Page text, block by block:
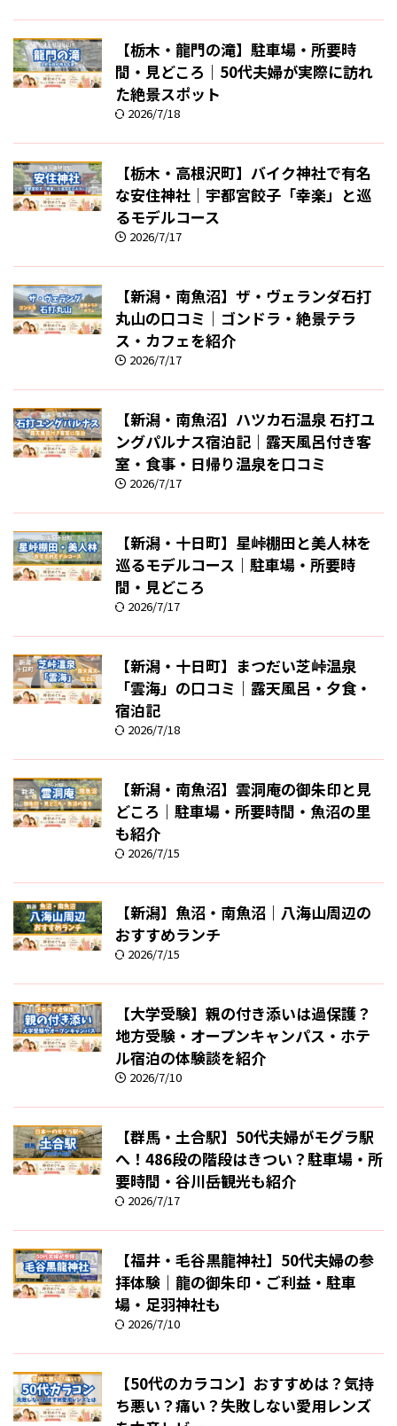
【栃木・龍門の滝】駐車場・所要時
間・見どころ｜50代夫婦が実際に訪れ
た絶景スポット
2026/7/18
【栃木・高根沢町】バイク神社で有名
な安住神社｜宇都宮餃子「幸楽」と巡
るモデルコース
2026/7/17
【新潟・南魚沼】ザ・ヴェランダ石打
丸山の口コミ｜ゴンドラ・絶景テラ
ス・カフェを紹介
2026/7/17
【新潟・南魚沼】ハツカ石温泉 石打ユ
ングパルナス宿泊記｜露天風呂付き客
室・食事・日帰り温泉を口コミ
2026/7/17
【新潟・十日町】星峠棚田と美人林を
巡るモデルコース｜駐車場・所要時
間・見どころ
2026/7/17
【新潟・十日町】まつだい芝峠温泉
「雲海」の口コミ｜露天風呂・夕食・
宿泊記
2026/7/18
【新潟・南魚沼】雲洞庵の御朱印と見
どころ｜駐車場・所要時間・魚沼の里
も紹介
2026/7/15
【新潟】魚沼・南魚沼｜八海山周辺の
おすすめランチ
2026/7/15
【大学受験】親の付き添いは過保護？
地方受験・オープンキャンパス・ホテ
ル宿泊の体験談を紹介
2026/7/10
【群馬・土合駅】50代夫婦がモグラ駅
へ！486段の階段はきつい？駐車場・所
要時間・谷川岳観光も紹介
2026/7/17
【福井・毛谷黒龍神社】50代夫婦の参
拝体験｜龍の御朱印・ご利益・駐車
場・足羽神社も
2026/7/10
【50代のカラコン】おすすめは？気持
ち悪い？痛い？失敗しない愛用レンズ